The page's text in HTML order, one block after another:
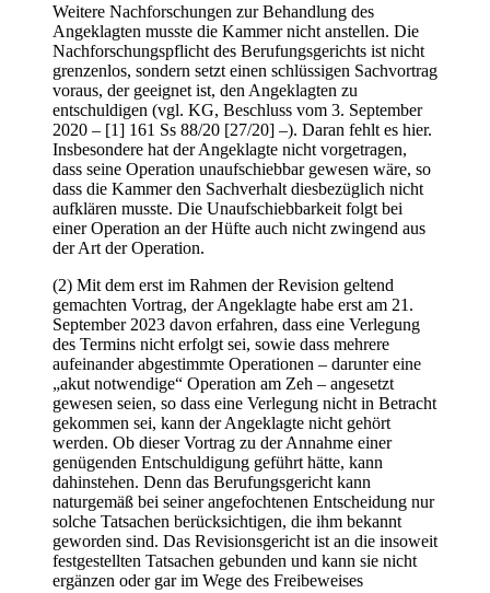
Weitere Nachforschungen zur Behandlung des
Angeklagten musste die Kammer nicht anstellen. Die
Nachforschungspflicht des Berufungsgerichts ist nicht
grenzenlos, sondern setzt einen schlüssigen Sachvortrag
voraus, der geeignet ist, den Angeklagten zu
entschuldigen (vgl. KG, Beschluss vom 3. September
2020 – [1] 161 Ss 88/20 [27/20] –). Daran fehlt es hier.
Insbesondere hat der Angeklagte nicht vorgetragen,
dass seine Operation unaufschiebbar gewesen wäre, so
dass die Kammer den Sachverhalt diesbezüglich nicht
aufklären musste. Die Unaufschiebbarkeit folgt bei
einer Operation an der Hüfte auch nicht zwingend aus
der Art der Operation.
(2) Mit dem erst im Rahmen der Revision geltend
gemachten Vortrag, der Angeklagte habe erst am 21.
September 2023 davon erfahren, dass eine Verlegung
des Termins nicht erfolgt sei, sowie dass mehrere
aufeinander abgestimmte Operationen – darunter eine
„akut notwendige“ Operation am Zeh – angesetzt
gewesen seien, so dass eine Verlegung nicht in Betracht
gekommen sei, kann der Angeklagte nicht gehört
werden. Ob dieser Vortrag zu der Annahme einer
genügenden Entschuldigung geführt hätte, kann
dahinstehen. Denn das Berufungsgericht kann
naturgemäß bei seiner angefochtenen Entscheidung nur
solche Tatsachen berücksichtigen, die ihm bekannt
geworden sind. Das Revisionsgericht ist an die insoweit
festgestellten Tatsachen gebunden und kann sie nicht
ergänzen oder gar im Wege des Freibeweises